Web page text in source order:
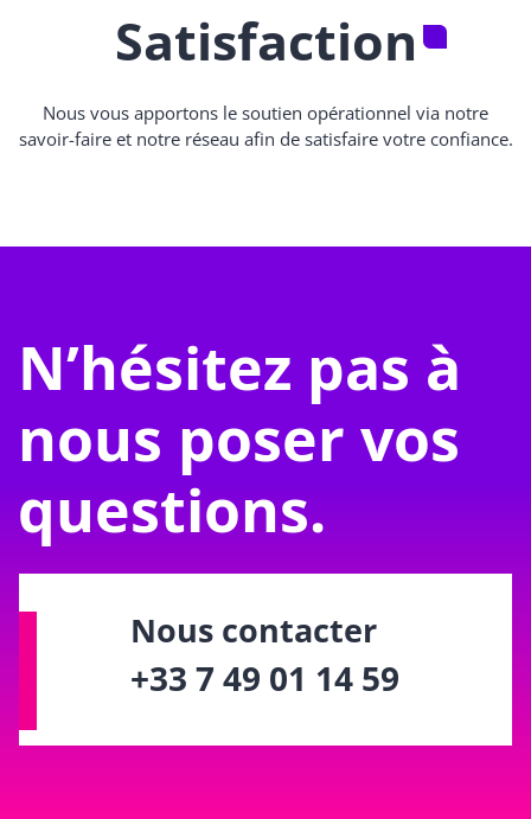
Satisfaction
Nous vous apportons le soutien opérationnel via notre
savoir-faire et notre réseau afin de satisfaire votre confiance.
N’hésitez pas à
nous poser vos
questions.
Nous contacter
+33 7 49 01 14 59